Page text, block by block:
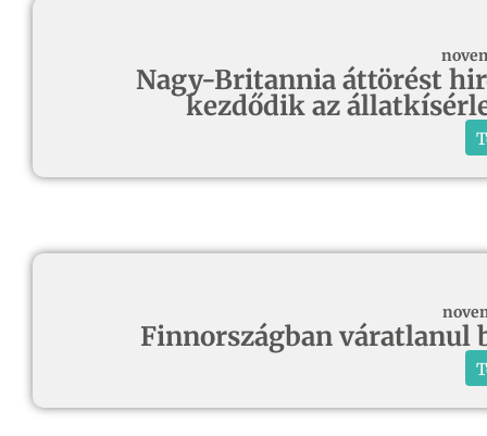
Nagy-Britannia áttörést
kezdődik az
Finnországban